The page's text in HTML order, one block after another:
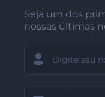
Seja um dos
nossas últimas